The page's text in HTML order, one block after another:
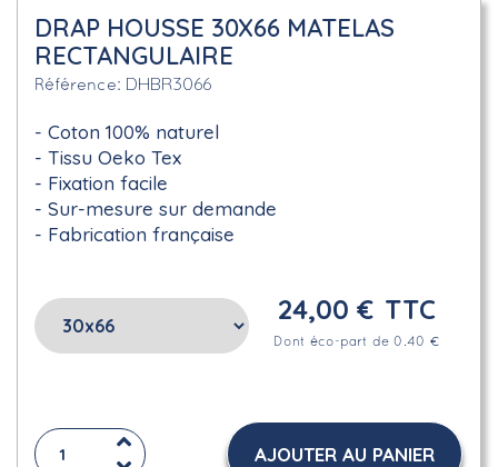
DRAP HOUSSE 30X66 MATELAS
RECTANGULAIRE
Référence DHBR3066
Coton 100% naturel
Tissu Oeko Tex
Fixation facile
Sur-mesure sur demande
Fabrication française
24,00 € TTC
Dont éco-part de 0.40 €
AJOUTER AU PANIER